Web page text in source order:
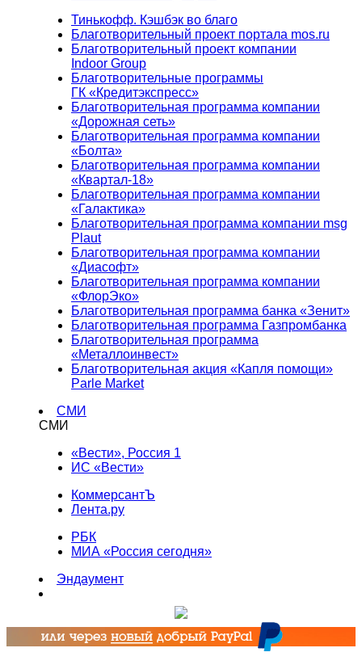
Тинькофф. Кэшбэк во благо
Благотворительный проект портала mos.ru
Благотворительный проект компании
Indoor Group
Благотворительные программы
ГК «Кредитэкспресс»
Благотворительная программа компании
«Дорожная сеть»
Благотворительная программа компании
«Болта»
Благотворительная программа компании
«Квартал-18»
Благотворительная программа компании
«Галактика»
Благотворительная программа компании msg
Plaut
Благотворительная программа компании
«Диасофт»
Благотворительная программа компании
«ФлорЭко»
Благотворительная программа банка «Зенит»
Благотворительная программа Газпромбанка
Благотворительная программа
«Металлоинвест»
Благотворительная акция «Капля помощи»
Parle Market
СМИ
СМИ
«Вести», Россия 1
ИС «Вести»
КоммерсантЪ
Лента.ру
РБК
МИА «Россия сегодня»
Эндаумент